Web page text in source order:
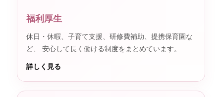
福利厚生
休日・休暇、子育て支援、研修費補助、提携保育園な
ど、 安心して長く働ける制度をまとめています。
詳しく見る